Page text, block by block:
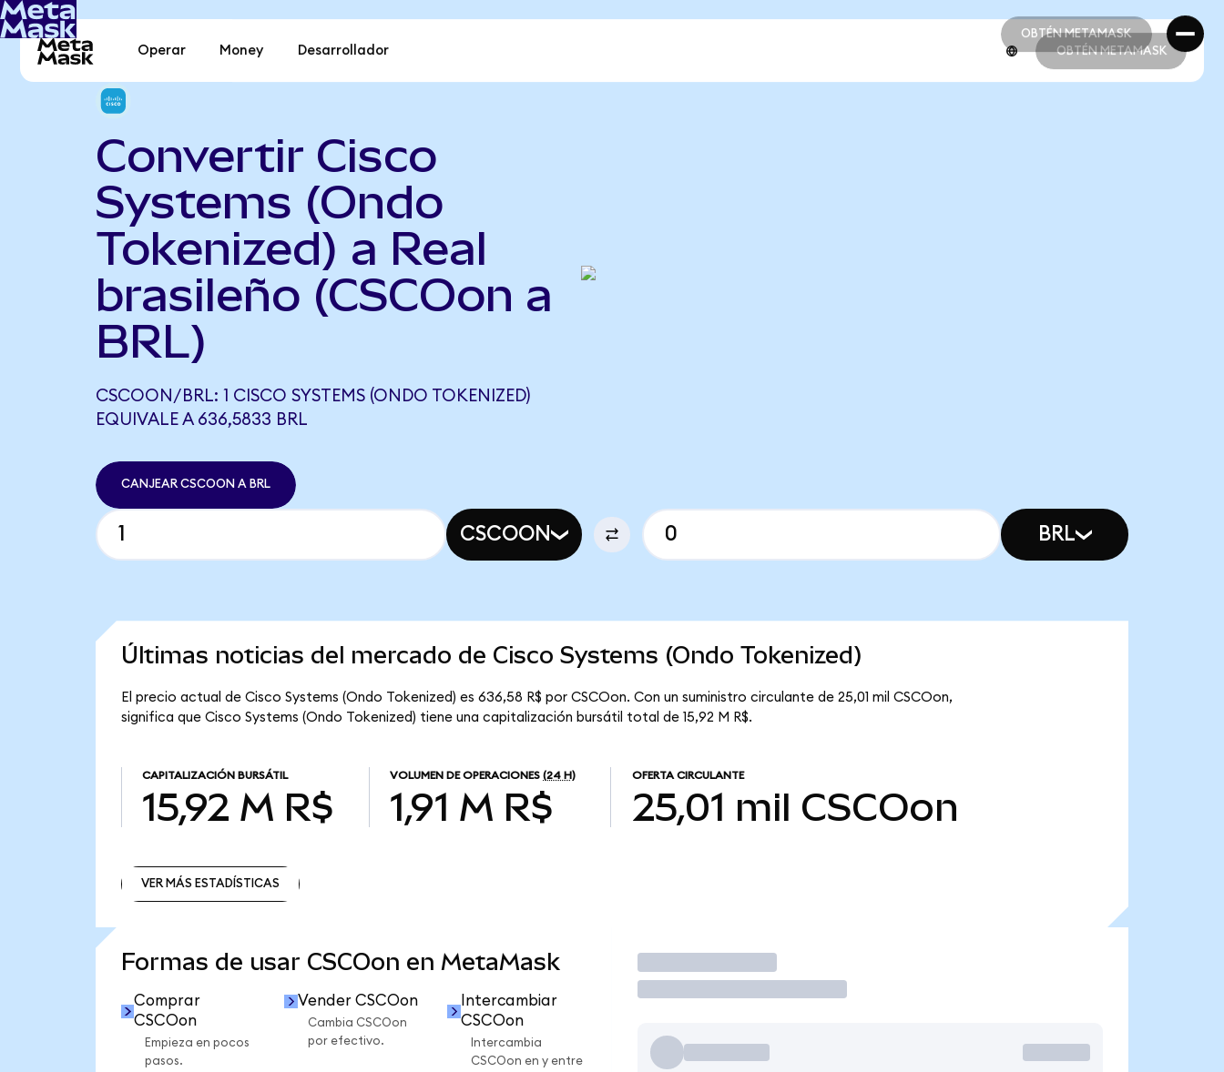
OBTÉN METAMASK
OBTÉN METAMASK
Operar Money Desarrollador OBTÉN METAMASK
Convertir Cisco
Systems (Ondo
Tokenized) a Real
brasileño (CSCOon a
BRL)
CSCOON/BRL: 1 CISCO SYSTEMS (ONDO TOKENIZED)
EQUIVALE A 636,5833 BRL
CANJEAR CSCOON A BRL
CSCOON BRL
Últimas noticias del mercado de Cisco Systems (Ondo Tokenized)
El precio actual de Cisco Systems (Ondo Tokenized) es 636,58 R$ por CSCOon. Con un suministro circulante de 25,01 mil CSCOon,
significa que Cisco Systems (Ondo Tokenized) tiene una capitalización bursátil total de 15,92 M R$.
CAPITALIZACIÓN BURSÁTIL
15,92 M R$
VOLUMEN DE OPERACIONES (24 H)
1,91 M R$
OFERTA CIRCULANTE
25,01 mil CSCOon
VER MÁS ESTADÍSTICAS
Formas de usar CSCOon en MetaMask
Comprar
CSCOon
Empieza en pocos
pasos.
Vender CSCOon
Cambia CSCOon
por efectivo.
Intercambiar
CSCOon
Intercambia
CSCOon en y entre
Operar